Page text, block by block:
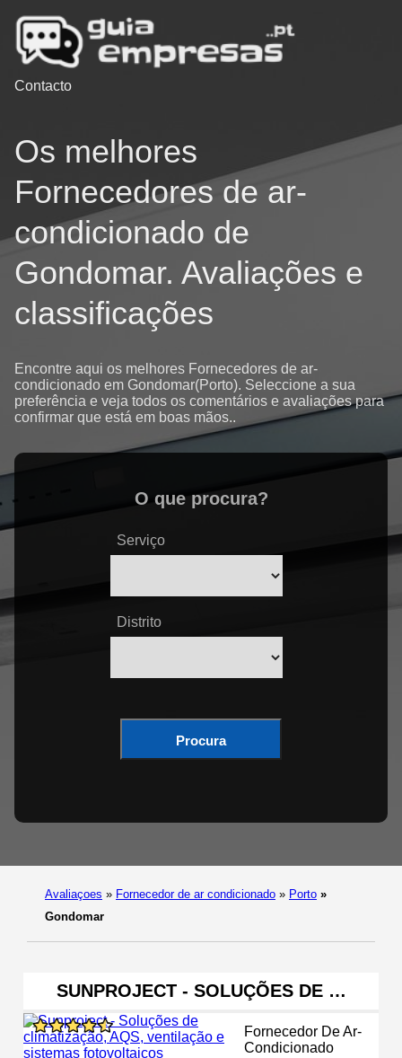
Contacto
Os melhores
Fornecedores de ar-
condicionado de
Gondomar. Avaliações e
classificações
Encontre aqui os melhores Fornecedores de ar-
condicionado em Gondomar(Porto). Seleccione a sua
preferência e veja todos os comentários e avaliações para
confirmar que está em boas mãos..
O que procura?
Serviço
Distrito
Procura
Avaliaçoes » Fornecedor de ar condicionado » Porto »
Gondomar
SUNPROJECT - SOLUÇÕES DE …
Fornecedor De Ar-
Condicionado